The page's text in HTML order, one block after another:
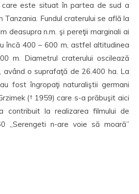
care este situat în partea de sud a
Tanzania. Fundul craterului se află la
deasupra n.m. şi pereţii marginali ai
încă 400 – 600 m, astfel altitudinea
m. Diametrul craterului oscilează
având o suprafaţă de 26.400 ha. La
fost îngropaţi naturaliştii germani
(† 1959) care s-a prăbuşit aici
contribuit la realizarea filmului de
„Serengeti n-are voie să moară”